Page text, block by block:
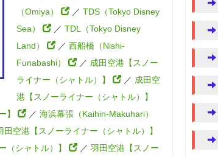
（Omiya）
／ TDS（Tokyo Disney
Sea）
／ TDL（Tokyo Disney
Land）
／ 西船橋（Nishi-
Funabashi）
／ 成田空港【スノー
ライナー（シャトル）】
／ 成田空
港【スノーライナー（シャトル）】
】 ／ 海浜幕張（Kaihin-Makuhari）
田空港【スノーライナー（シャトル）】
（シャトル）】 ／ 羽田空港【スノー